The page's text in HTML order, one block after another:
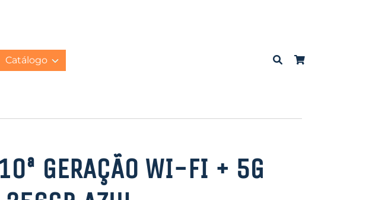
Catálogo
GERAÇÃO WI-FI + 5G